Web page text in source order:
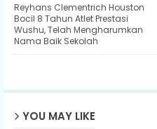
Reyhans Clementrich Houston
Bocil 8 Tahun Atlet Prestasi
Wushu, Telah Mengharumkan
Nama Baik Sekolah
YOU MAY LIKE